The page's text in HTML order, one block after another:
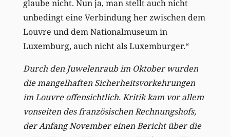
glaube nicht. Nun ja, man stellt auch nicht
unbedingt eine Verbindung her zwischen dem
Louvre und dem Nationalmuseum in
Luxemburg, auch nicht als Luxemburger.“
Durch den Juwelenraub im Oktober wurden
die mangelhaften Sicherheitsvorkehrungen
im Louvre offensichtlich. Kritik kam vor allem
vonseiten des französischen Rechnungshofs,
der Anfang November einen Bericht über die